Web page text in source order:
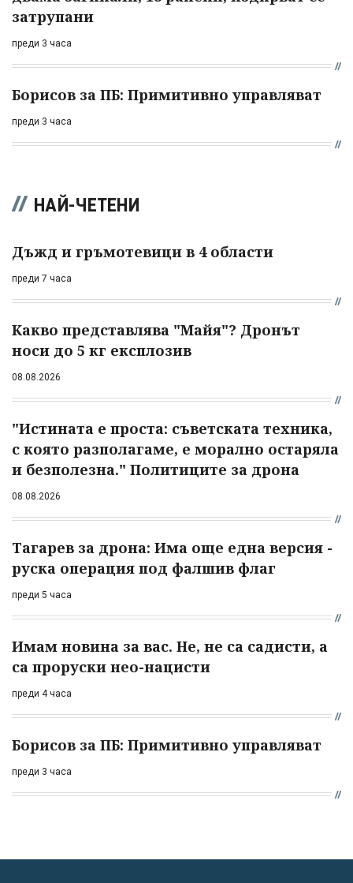
затрупани
преди 3 часа
Борисов за ПБ: Примитивно управляват
преди 3 часа
НАЙ-ЧЕТЕНИ
Дъжд и гръмотевици в 4 области
преди 7 часа
Какво представлява "Майя"? Дронът
носи до 5 кг експлозив
08.08.2026
"Истината е проста: съветската техника,
с която разполагаме, е морално остаряла
и безполезна." Политиците за дрона
08.08.2026
Тагарев за дрона: Има още една версия -
руска операция под фалшив флаг
преди 5 часа
Имам новина за вас. Не, не са садисти, а
са проруски нео-нацисти
преди 4 часа
Борисов за ПБ: Примитивно управляват
преди 3 часа